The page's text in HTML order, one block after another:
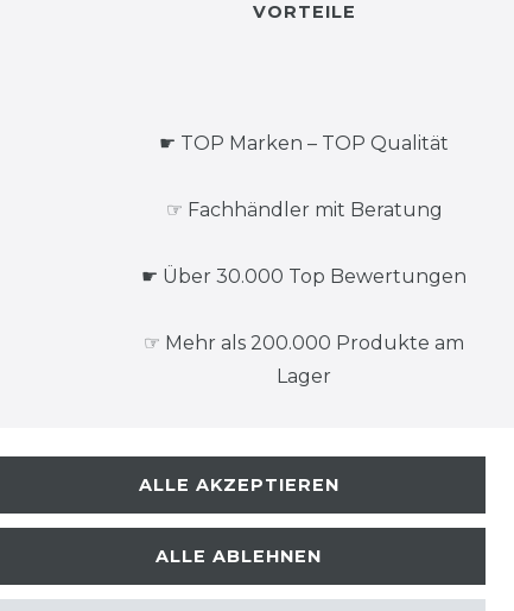
VORTEILE
☛ TOP Marken – TOP Qualität
☞ Fachhändler mit Beratung
☛ Über 30.000 Top Bewertungen
☞ Mehr als 200.000 Produkte am
Lager
ALLE AKZEPTIEREN
ALLE ABLEHNEN